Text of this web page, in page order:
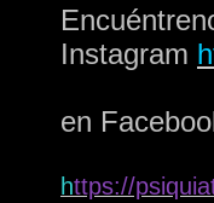
Instagram
en
https://